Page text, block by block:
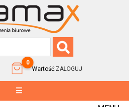
0
Wartość:ZALOGUJ